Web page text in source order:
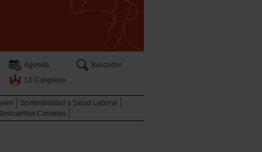
Agenda
Buscador
13 Congreso
Sostenibilidad y Salud Laboral
Canarias